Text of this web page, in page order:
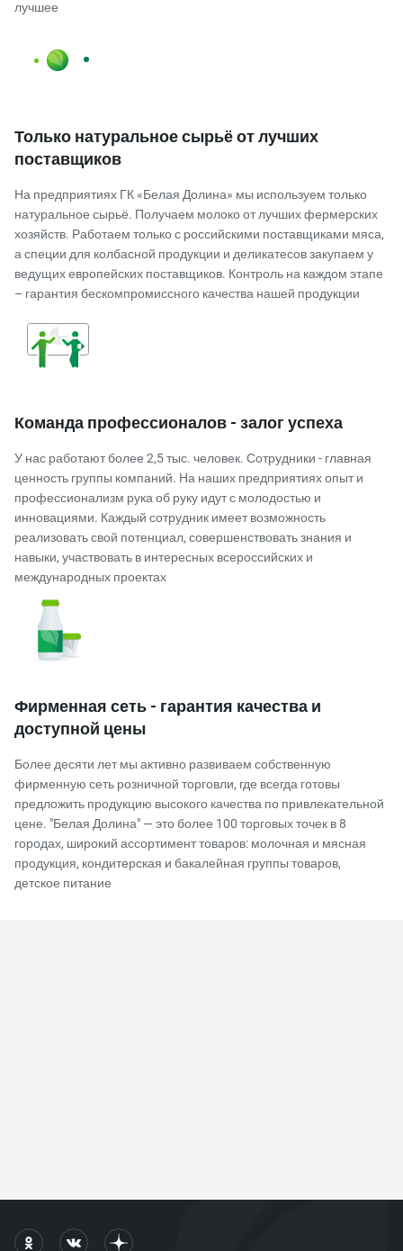
лучшее
Только натуральное сырьё от лучших
поставщиков
На предприятиях ГК «Белая Долина» мы используем только
натуральное сырьё. Получаем молоко от лучших фермерских
хозяйств. Работаем только с российскими поставщиками мяса,
а специи для колбасной продукции и деликатесов закупаем у
ведущих европейских поставщиков. Контроль на каждом этапе
– гарантия бескомпромиссного качества нашей продукции
Команда профессионалов - залог успеха
У нас работают более 2,5 тыс. человек. Сотрудники - главная
ценность группы компаний. На наших предприятиях опыт и
профессионализм рука об руку идут с молодостью и
инновациями. Каждый сотрудник имеет возможность
реализовать свой потенциал, совершенствовать знания и
навыки, участвовать в интересных всероссийских и
международных проектах
Фирменная сеть - гарантия качества и
доступной цены
Более десяти лет мы активно развиваем собственную
фирменную сеть розничной торговли, где всегда готовы
предложить продукцию высокого качества по привлекательной
цене. "Белая Долина" — это более 100 торговых точек в 8
городах, широкий ассортимент товаров: молочная и мясная
продукция, кондитерская и бакалейная группы товаров,
детское питание